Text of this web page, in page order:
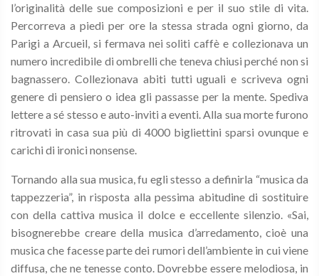
l’originalità delle sue composizioni e per il suo stile di vita.
Percorreva a piedi per ore la stessa strada ogni giorno, da
Parigi a Arcueil, si fermava nei soliti caffè e collezionava un
numero incredibile di ombrelli che teneva chiusi perché non si
bagnassero. Collezionava abiti tutti uguali e scriveva ogni
genere di pensiero o idea gli passasse per la mente. Spediva
lettere a sé stesso e auto-inviti a eventi. Alla sua morte furono
ritrovati in casa sua più di 4000 bigliettini sparsi ovunque e
carichi di ironici nonsense.
Tornando alla sua musica, fu egli stesso a definirla “musica da
tappezzeria”, in risposta alla pessima abitudine di sostituire
con della cattiva musica il dolce e eccellente silenzio. «Sai,
bisognerebbe creare della musica d’arredamento, cioè una
musica che facesse parte dei rumori dell’ambiente in cui viene
diffusa, che ne tenesse conto. Dovrebbe essere melodiosa, in